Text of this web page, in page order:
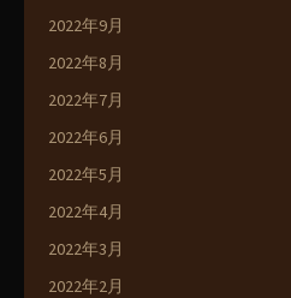
2022年9月
2022年8月
2022年7月
2022年6月
2022年5月
2022年4月
2022年3月
2022年2月